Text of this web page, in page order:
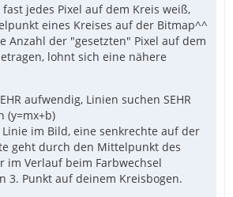
jedes Pixel auf dem Kreis weiß,
eines Kreises auf der Bitmap^^
Anzahl der "gesetzten" Pixel auf dem
lohnt sich eine nähere
aufwendig, Linien suchen SEHR
(y=mx+b)
im Bild, eine senkrechte auf der
geht durch den Mittelpunkt des
im Verlauf beim Farbwechsel
3. Punkt auf deinem Kreisbogen.